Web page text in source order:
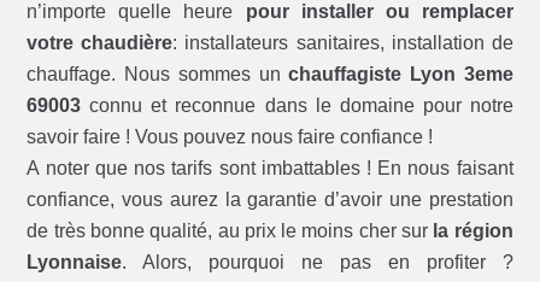
n’importe quelle heure pour installer ou remplacer
votre chaudière: installateurs sanitaires, installation de
chauffage. Nous sommes unchauffagiste Lyon 3eme
69003 connu et reconnue dans le domaine pour notre
savoir faire ! Vous pouvez nous faire confiance !
A noter que nos tarifs sont imbattables ! En nous faisant
confiance, vous aurez la garantie d’avoir une prestation
de très bonne qualité, au prix le moins cher sur la région
Lyonnaise. Alors, pourquoi ne pas en profiter ?